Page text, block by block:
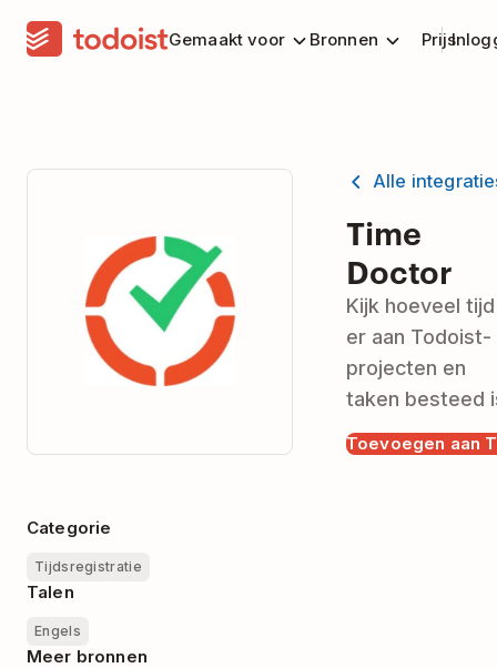
Gemaakt voor Bronnen Prijs
Alle
Time
Doctor
Kijk hoeveel tijd
er aan Todoist-
projecten en
taken besteed
Toevoegen aan
Categorie
Tijdsregistratie
Talen
Engels
Meer bronnen